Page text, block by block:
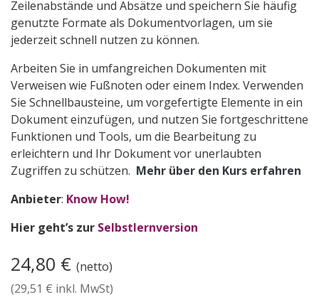
Zeilenabstände und Absätze und speichern Sie häufig
genutzte Formate als Dokumentvorlagen, um sie
jederzeit schnell nutzen zu können.
Arbeiten Sie in umfangreichen Dokumenten mit
Verweisen wie Fußnoten oder einem Index. Verwenden
Sie Schnellbausteine, um vorgefertigte Elemente in ein
Dokument einzufügen, und nutzen Sie fortgeschrittene
Funktionen und Tools, um die Bearbeitung zu
erleichtern und Ihr Dokument vor unerlaubten
Zugriffen zu schützen. Mehr über den Kurs erfahren
Anbieter: Know How!
Hier geht’s zur Selbstlernversion
24,80 € (netto)
(29,51 € inkl. MwSt)